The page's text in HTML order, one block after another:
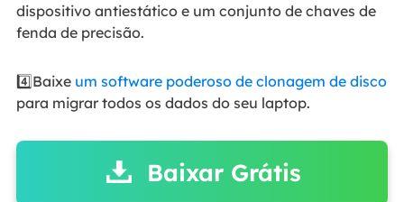
dispositivo antiestático e um conjunto de chaves de
fenda de precisão.
4️⃣Baixe um software poderoso de clonagem de disco
para migrar todos os dados do seu laptop.
Baixar Grátis